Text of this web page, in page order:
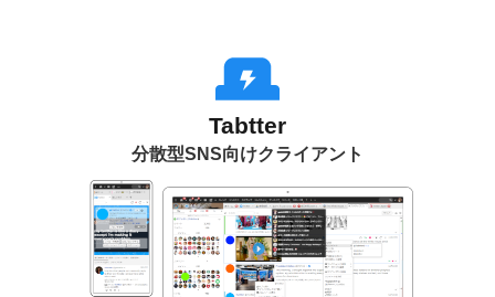
Tabtter
分散型SNS向けクライアント